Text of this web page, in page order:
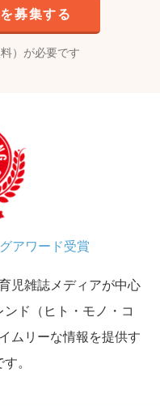
募集する
）が必要です
アワード受賞
児雑誌メディアが中心
ド（ヒト・モノ・コ
ムリーな情報を提供す
。